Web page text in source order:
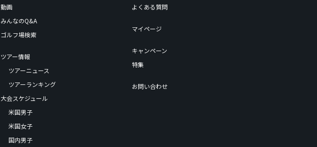
動画
みんなのQ&A
ゴルフ場検索
ツアー情報
ツアーニュース
ツアーランキング
大会スケジュール
米国男子
米国女子
国内男子
よくある質問
マイページ
キャンペーン
特集
お問い合わせ